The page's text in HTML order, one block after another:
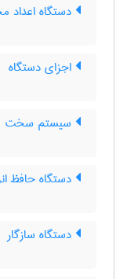
دستگاه اعداد
اجزای دستگاه
سیستم سخت
دستگاه حافظ
دستگاه سازگار